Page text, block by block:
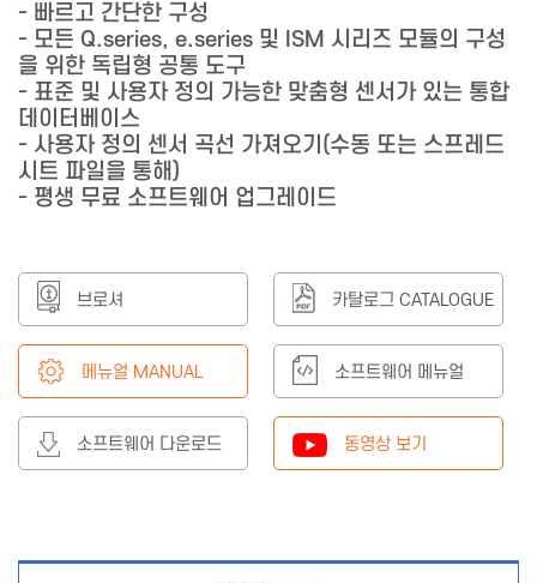
- 빠르고 간단한 구성
- 모든 Q.series, e.series 및 ISM 시리즈 모듈의 구성
을 위한 독립형 공통 도구
- 표준 및 사용자 정의 가능한 맞춤형 센서가 있는 통합
데이터베이스
- 사용자 정의 센서 곡선 가져오기(수동 또는 스프레드
시트 파일을 통해)
- 평생 무료 소프트웨어 업그레이드
브로셔 카탈로그 CATALOGUE
메뉴얼 MANUAL 소프트웨어 메뉴얼
소프트웨어 다운로드 동영상 보기